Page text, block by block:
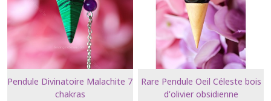
Pendule Divinatoire Malachite 7
chakras
Rare Pendule Oeil Céleste bois
d'olivier obsidienne